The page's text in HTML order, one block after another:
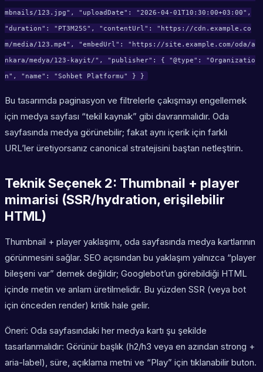
mbnails/123.jpg", "uploadDate": "2026-04-01T10:30:00+03:00",
"duration": "PT3M25S", "contentUrl": "https://cdn.example.co
m/media/123.mp4", "embedUrl": "https://site.example.com/oda/a
nkara/medya/123-kayit/", "publisher": { "@type": "Organizatio
n", "name": "Sohbet Platformu" } }
Bu tasarımda paginasyon ve filtrelerle çakışmayı engellemek
için medya sayfası “tekil kaynak” gibi davranmalıdır. Oda
sayfasında medya görünebilir; fakat aynı içerik için farklı
URL’ler üretiyorsanız canonical stratejisini baştan netleştirin.
Teknik Seçenek 2: Thumbnail + player
mimarisi (SSR/hydration, erişilebilir
HTML)
Thumbnail + player yaklaşımı, oda sayfasında medya kartlarının
görünmesini sağlar. SEO açısından bu yaklaşım yalnızca “player
bileşeni var” demek değildir; Googlebot’un görebildiği HTML
içinde metin ve anlam üretilmelidir. Bu yüzden SSR (veya bot
için önceden render) kritik hale gelir.
Öneri: Oda sayfasındaki her medya kartı şu şekilde
tasarlanmalıdır: Görünür başlık (h2/h3 veya en azından strong +
aria-label), süre, açıklama metni ve “Play” için tıklanabilir buton.